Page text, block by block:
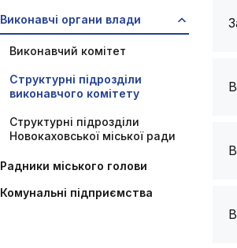
Виконавчі органи влади
Виконавчий комітет
Структурні підрозділи
виконавчого комітету
Структурні підрозділи
Новокаховської міської ради
Радники міського голови
Комунальні підприємства